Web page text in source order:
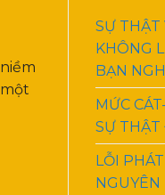
SỰ THẬT
KHÔNG
BẠN
MỨC
SỰ THẬT
LỖI
NGUYÊN